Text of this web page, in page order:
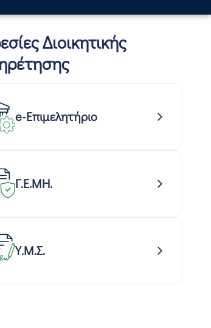
Διοικητικής
e-Επιμελητήριο
Γ.Ε.ΜΗ.
Υ.Μ.Σ.